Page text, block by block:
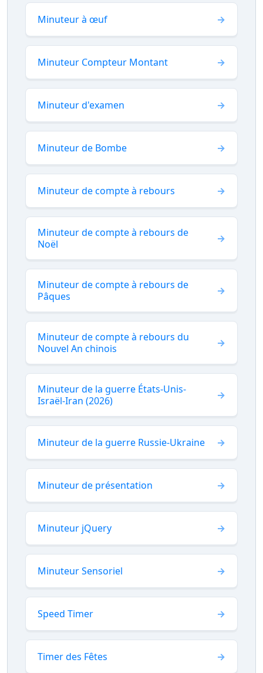
Minuteur à œuf
Minuteur Compteur Montant
Minuteur d'examen
Minuteur de Bombe
Minuteur de compte à rebours
Minuteur de compte à rebours de
Noël
Minuteur de compte à rebours de
Pâques
Minuteur de compte à rebours du
Nouvel An chinois
Minuteur de la guerre États-Unis-
Israël-Iran (2026)
Minuteur de la guerre Russie-Ukraine
Minuteur de présentation
Minuteur jQuery
Minuteur Sensoriel
Speed Timer
Timer des Fêtes